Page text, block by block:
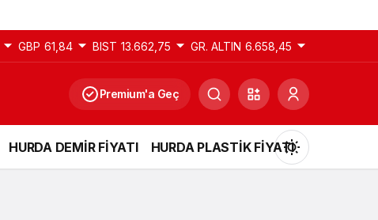
GBP 61,84 BIST 13.662,75 GR. ALTIN 6.658,45
Premium'a Geç
HURDA DEMİR FİYATI HURDA PLASTİK FİYATI